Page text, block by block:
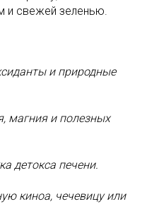
и свежей зеленью.
и природные
магния и полезных
детокса печени.
киноа, чечевицу или